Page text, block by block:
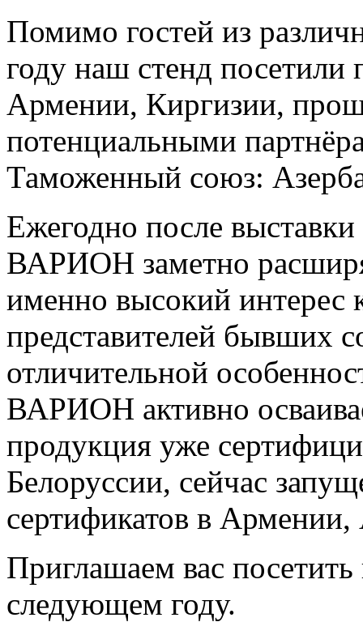
Помимо гостей из
году наш стенд посетили
Армении, Киргизии,
потенциальными
Таможенный союз:
Ежегодно после
ВАРИОН заметно
именно высокий интерес
представителей бывших
отличительной
ВАРИОН активно
продукция уже
Белоруссии, сейчас
сертификатов в Армении,
Приглашаем вас
следующем году.